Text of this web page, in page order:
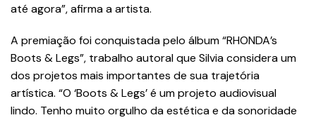
até agora”, afirma a artista.
A premiação foi conquistada pelo álbum “RHONDA’s
Boots & Legs”, trabalho autoral que Silvia considera um
dos projetos mais importantes de sua trajetória
artística. “O ‘Boots & Legs’ é um projeto audiovisual
lindo. Tenho muito orgulho da estética e da sonoridade